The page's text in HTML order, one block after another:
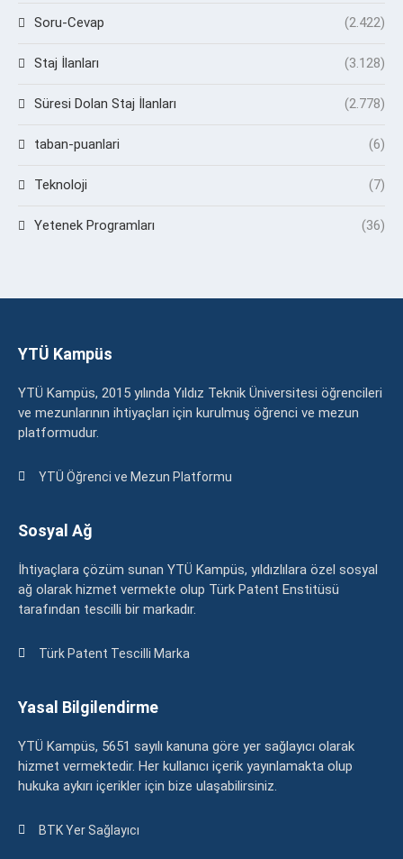
Soru-Cevap (2.422)
Staj İlanları (3.128)
Süresi Dolan Staj İlanları (2.778)
taban-puanlari (6)
Teknoloji (7)
Yetenek Programları (36)
YTÜ Kampüs
YTÜ Kampüs, 2015 yılında Yıldız Teknik Üniversitesi öğrencileri
ve mezunlarının ihtiyaçları için kurulmuş öğrenci ve mezun
platformudur.
YTÜ Öğrenci ve Mezun Platformu
Sosyal Ağ
İhtiyaçlara çözüm sunan YTÜ Kampüs, yıldızlılara özel sosyal
ağ olarak hizmet vermekte olup Türk Patent Enstitüsü
tarafından tescilli bir markadır.
Türk Patent Tescilli Marka
Yasal Bilgilendirme
YTÜ Kampüs, 5651 sayılı kanuna göre yer sağlayıcı olarak
hizmet vermektedir. Her kullanıcı içerik yayınlamakta olup
hukuka aykırı içerikler için bize ulaşabilirsiniz.
BTK Yer Sağlayıcı